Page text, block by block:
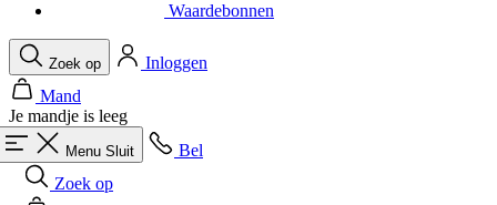
Waardebonnen
Zoek op
Inloggen
Mand
Je mandje is leeg
Menu Sluit
Bel
Zoek op